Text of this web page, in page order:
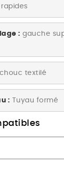
: gauche
textilé
: Tuyau formé